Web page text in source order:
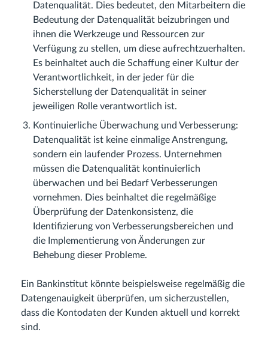
Datenqualität. Dies bedeutet, den Mitarbeitern die
Bedeutung der Datenqualität beizubringen und
ihnen die Werkzeuge und Ressourcen zur
Verfügung zu stellen, um diese aufrechtzuerhalten.
Es beinhaltet auch die Schaffung einer Kultur der
Verantwortlichkeit, in der jeder für die
Sicherstellung der Datenqualität in seiner
jeweiligen Rolle verantwortlich ist.
Kontinuierliche Überwachung und Verbesserung:
Datenqualität ist keine einmalige Anstrengung,
sondern ein laufender Prozess. Unternehmen
müssen die Datenqualität kontinuierlich
überwachen und bei Bedarf Verbesserungen
vornehmen. Dies beinhaltet die regelmäßige
Überprüfung der Datenkonsistenz, die
Identifizierung von Verbesserungsbereichen und
die Implementierung von Änderungen zur
Behebung dieser Probleme.
Ein Bankinstitut könnte beispielsweise regelmäßig die
Datengenauigkeit überprüfen, um sicherzustellen,
dass die Kontodaten der Kunden aktuell und korrekt
sind.